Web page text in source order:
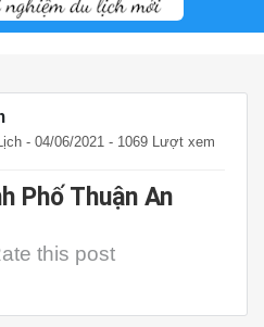
- 04/06/2021 - 1069 Lượt xem
Phố Thuận An
this post